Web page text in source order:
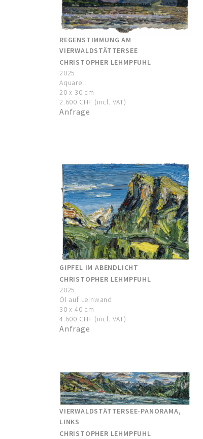
REGENSTIMMUNG AM
VIERWALDSTÄTTERSEE
CHRISTOPHER LEHMPFUHL
2025
Aquarell
20 x 30 cm
2.600 CHF (incl. VAT)
Anfrage
GIPFEL IM ABENDLICHT
CHRISTOPHER LEHMPFUHL
2025
Öl auf Leinwand
30 x 40 cm
4.600 CHF (incl. VAT)
Anfrage
VIERWALDSTÄTTERSEE-PANORAMA,
LINKS
CHRISTOPHER LEHMPFUHL